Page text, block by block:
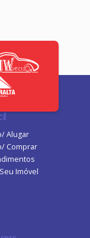
Alugar
Comprar
Imóvel